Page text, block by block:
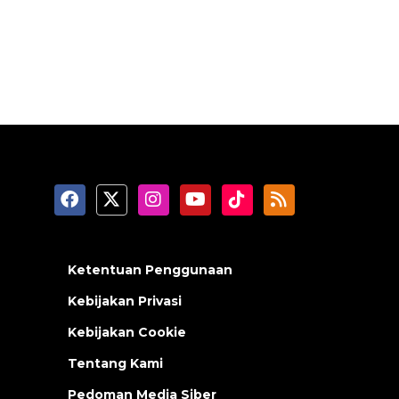
Ketentuan Penggunaan
Kebijakan Privasi
Kebijakan Cookie
Tentang Kami
Pedoman Media Siber